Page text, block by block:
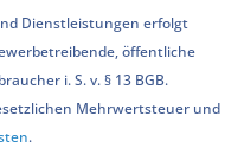
Dienstleistungen erfolgt
öffentliche
i. S. v. § 13 BGB.
Mehrwertsteuer und
.